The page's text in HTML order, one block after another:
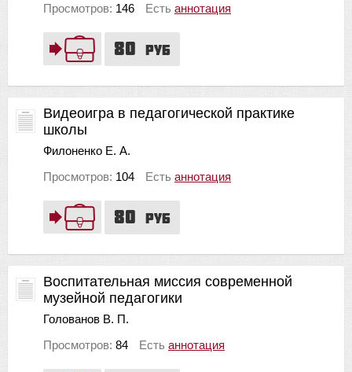
80 руб
Просмотров: 146 Есть аннотация
80 руб
Видеоигра в педагогической практике
школы
Филоненко Е. А.
Просмотров: 104 Есть аннотация
Воспитательная миссия современной
музейной педагогики
Голованов В. П.
Просмотров: 84 Есть аннотация